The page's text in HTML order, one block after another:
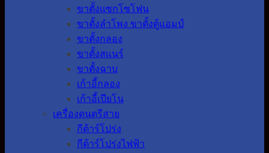
ขาตั้งแซกโซโฟน
ขาตั้งลำโพง ขาตั้งตู้แอมป์
ขาตั้งกลอง
ขาตั้งสแนร์
ขาตั้งฉาบ
เก้าอี้กลอง
เก้าอี้เปียโน
เครื่องดนตรีสาย
กีต้าร์โปร่ง
กีต้าร์โปร่งไฟฟ้า